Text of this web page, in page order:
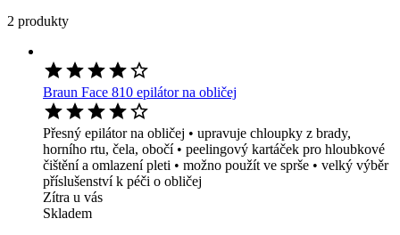
2 produkty
Braun Face 810 epilátor na obličej
Přesný epilátor na obličej • upravuje chloupky z brady,
horního rtu, čela, obočí • peelingový kartáček pro hloubkové
čištění a omlazení pleti • možno použít ve sprše • velký výběr
příslušenství k péči o obličej
Zítra u vás
Skladem